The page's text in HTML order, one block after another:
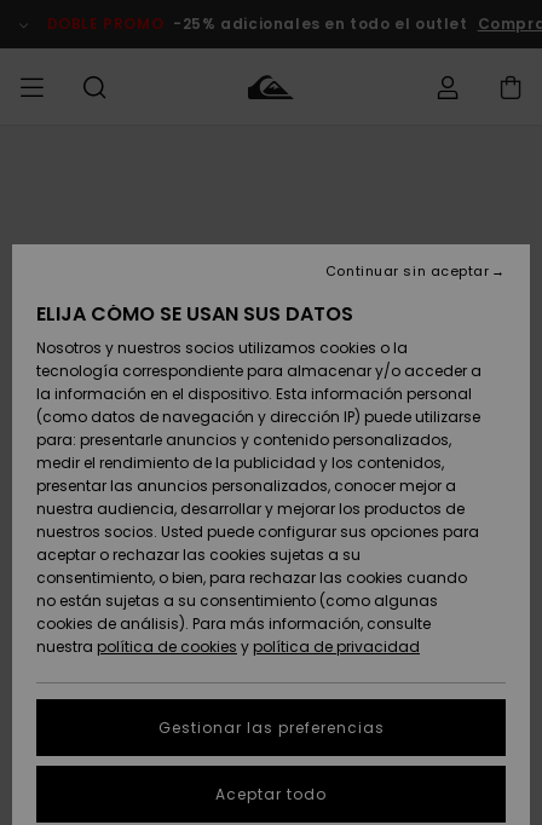
del
DOBLE PROMO -25% adicionales en todo el outlet
Zapatos y
chanclas
Surf
Snow
Novedades
Destacados
Zapatos y
chanclas
Surf
Snow
Novedades
Destacados
Destacados
Snow
SURF
Highlights
Comunidad
SNOW
Snow Niños
Tienda
Snow Mujer
Destacados
Comunidad
DOBLE
PROMO
Outlet
Mujer
AYUDA &
CONTACTO
Envio
Devoluciones
Pago
Tarjeta de
regalo
Quiksilver
Freedom
Protección de
datos
personales
Inicia una
conversación
SOSTENIBILIDAD
ELIJA CÓMO SE USAN SUS DATOS
Nosotros y nuestros socios utilizamos cookies o la
tecnología correspondiente para almacenar y/o acceder a
la información en el dispositivo. Esta información personal
(como datos de navegación y dirección IP) puede utilizarse
para: presentarle anuncios y contenido personalizados,
medir el rendimiento de la publicidad y los contenidos,
presentar las anuncios personalizados, conocer mejor a
nuestra audiencia, desarrollar y mejorar los productos de
nuestros socios. Usted puede configurar sus opciones para
aceptar o rechazar las cookies sujetas a su
consentimiento, o bien, para rechazar las cookies cuando
no están sujetas a su consentimiento (como algunas
cookies de análisis). Para más información, consulte
nuestra política de cookies y política de privacidad
Gestionar las preferencias
Continuar sin aceptar
Aceptar todo